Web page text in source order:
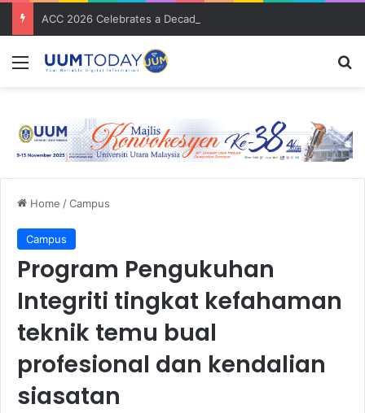
Menu
Home /Campus
Campus
Program Pengukuhan
Integriti tingkat kefahaman
teknik temu bual
profesional dan kendalian
siasatan